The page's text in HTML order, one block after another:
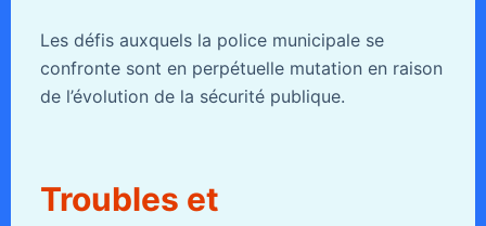
Les défis auxquels la police municipale se
confronte sont en perpétuelle mutation en raison
de l’évolution de la sécurité publique.
Troubles et